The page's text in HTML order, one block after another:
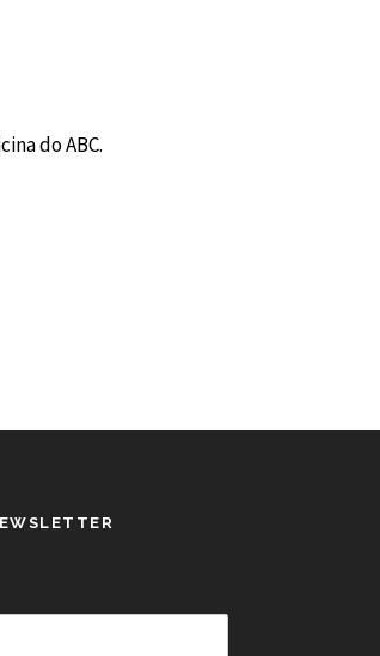
do ABC.